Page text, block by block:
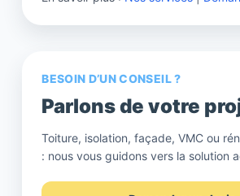
BESOIN D’UN CONSEIL ?
Parlons de votre
Toiture, isolation, façade, VMC ou
: nous vous guidons vers la solution